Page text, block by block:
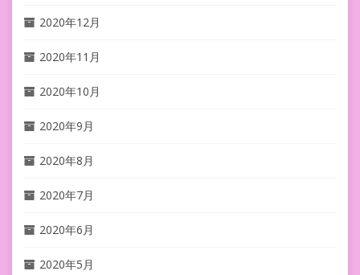
2020年12月
2020年11月
2020年10月
2020年9月
2020年8月
2020年7月
2020年6月
2020年5月